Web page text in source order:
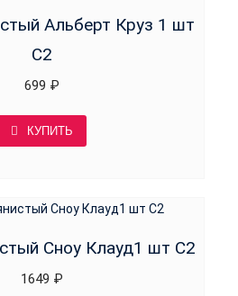
Альберт Круз 1 шт
С2
699 ₽
КУПИТЬ
Сноу Клауд1 шт С2
1649 ₽